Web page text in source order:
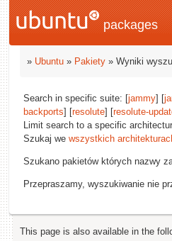
packages
» Ubuntu » Pakiety » Wyniki
Search in specific suite: [jammy] [
backports] [resolute] [resolute-
Limit search to a specific
Szukaj we wszystkich
Szukano pakietów których nazwy
Przepraszamy, wyszukiwanie nie
This page is also available in the